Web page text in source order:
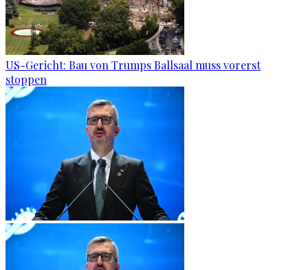
US-Gericht: Bau von Trumps Ballsaal muss vorerst
stoppen